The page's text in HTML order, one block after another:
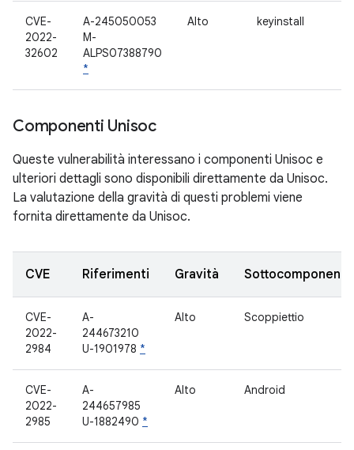
CVE-
2022-
32602
A-245050053
M-
ALPS07388790
*
Alto keyinstall
Componenti Unisoc
Queste vulnerabilità interessano i componenti Unisoc e
ulteriori dettagli sono disponibili direttamente da Unisoc.
La valutazione della gravità di questi problemi viene
fornita direttamente da Unisoc.
CVE Riferimenti Gravità Sottocomponente
CVE-
2022-
2984
A-
244673210
U-1901978 *
Alto Scoppiettio
CVE-
2022-
2985
A-
244657985
U-1882490 *
Alto Android